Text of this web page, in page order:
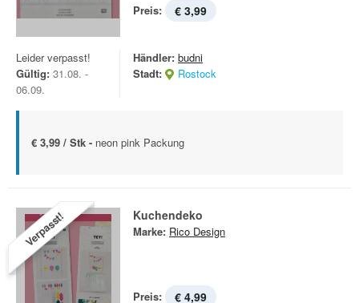
Preis: € 3,99
Leider verpasst!
Gültig: 31.08. -
06.09.
Händler: budni
Stadt:
Rostock
€ 3,99 / Stk - neon pink Packung
Verpasst! Kuchendeko
Marke: Rico Design
Preis: € 4,99